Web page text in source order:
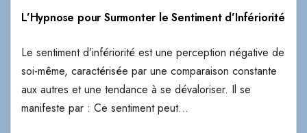
L’Hypnose pour Surmonter le Sentiment d’Infériorité
Le sentiment d’infériorité est une perception négative de
soi-même, caractérisée par une comparaison constante
aux autres et une tendance à se dévaloriser. Il se
manifeste par : Ce sentiment peut…